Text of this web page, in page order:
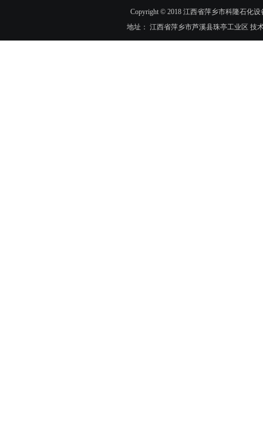
Copyright © 2018 江西省萍乡市科隆石化
地址： 江西省萍乡市芦溪县珠亭工业区 技